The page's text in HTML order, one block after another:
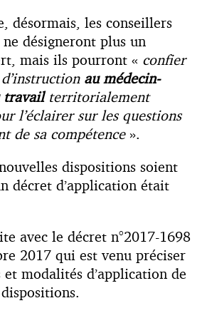
désormais, les conseillers
ne désigneront plus un
mais ils pourront « confier
au médecin-
travailterritorialement
l’éclairer sur les questions
de sa compétence».
dispositions soient
décret d’application était
avec le décret n°2017-1698
2017 qui est venu préciser
modalités d’application de